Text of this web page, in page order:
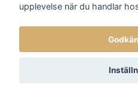
© 2026 Lindströms
upplevelse när du handlar